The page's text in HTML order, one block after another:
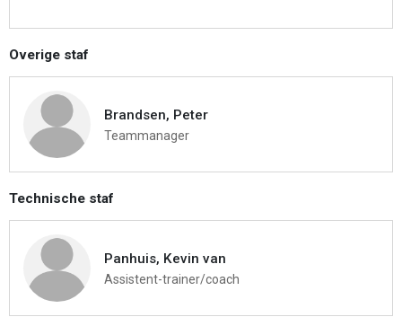
Overige staf
Brandsen, Peter
Teammanager
Technische staf
Panhuis, Kevin van
Assistent-trainer/coach